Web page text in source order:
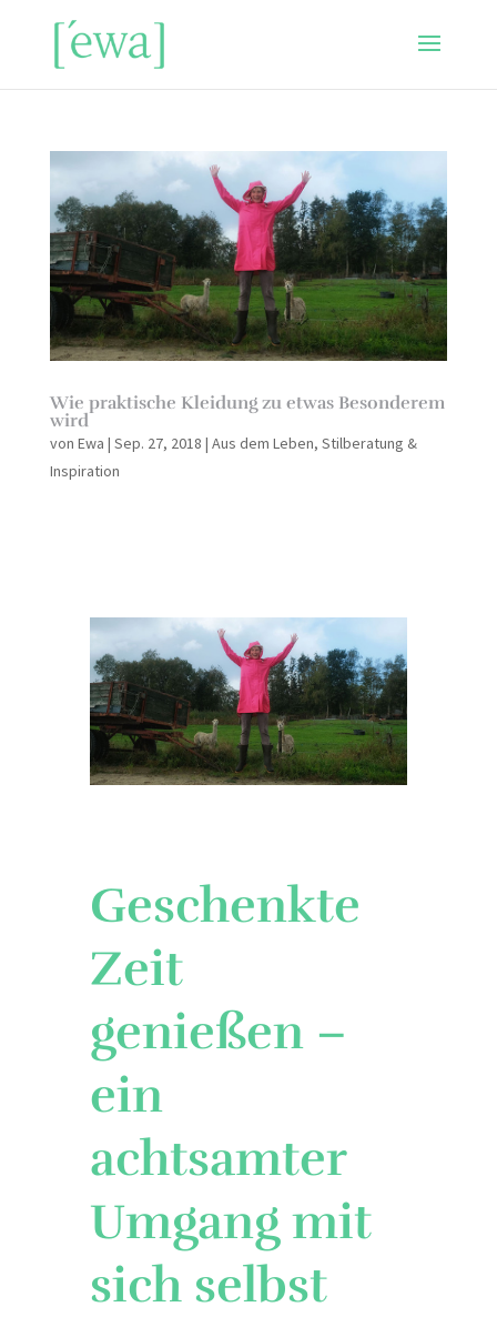
Wie praktische Kleidung zu etwas Besonderem
wird
von Ewa | Sep. 27, 2018 | Aus dem Leben, Stilberatung &
Inspiration
Geschenkte
Zeit
genießen –
ein
achtsamter
Umgang mit
sich selbst